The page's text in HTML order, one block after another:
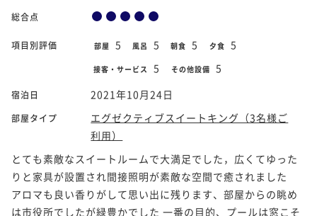
総合点
項目別評価 部屋 5 風呂 5 朝食 5 夕食 5
接客・サービス 5 その他設備 5
宿泊日 2021年10月24日
部屋タイプ
エグゼクティブスイートキング（3名様ご
利用）
とても素敵なスイートルームで大満足でした，広くてゆった
りと家具が設置され間接照明が素敵な空間で癒されました
アロマも良い香りがして思い出に残ります、部屋からの眺め
は市役所でしたが緑豊かでした 一番の目的、プールは窓こそ